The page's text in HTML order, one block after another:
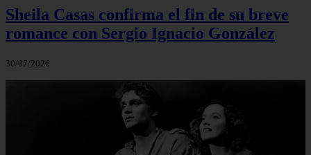
Sheila Casas confirma el fin de su breve
romance con Sergio Ignacio González
30/07/2026